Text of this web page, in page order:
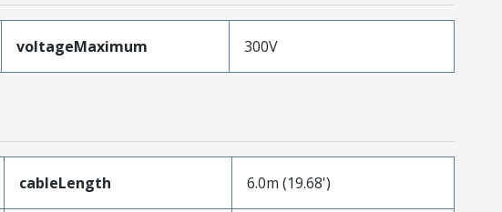
voltageMaximum 300V
cableLength 6.0m (19.68')